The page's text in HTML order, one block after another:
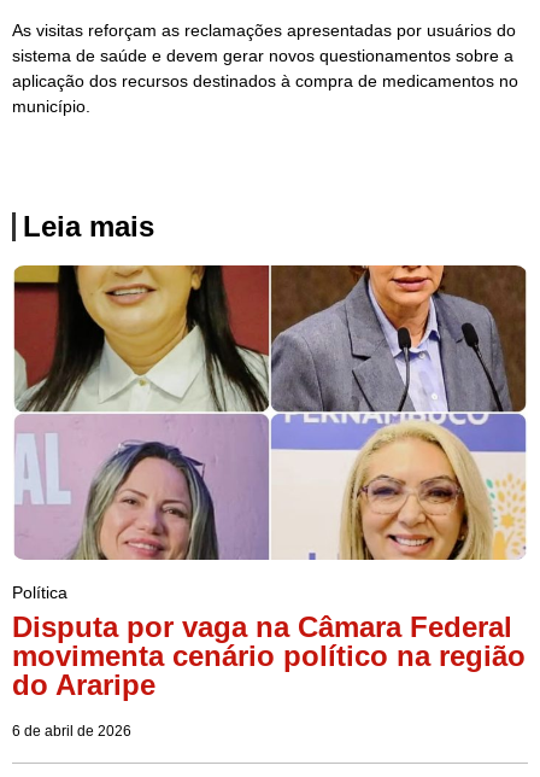
As visitas reforçam as reclamações apresentadas por usuários do
sistema de saúde e devem gerar novos questionamentos sobre a
aplicação dos recursos destinados à compra de medicamentos no
município.
Leia mais
Política
Disputa por vaga na Câmara Federal
movimenta cenário político na região
do Araripe
6 de abril de 2026